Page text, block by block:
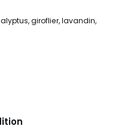
,giroflier,lavandin,